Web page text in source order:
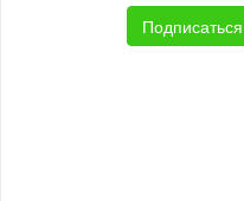
Подписаться